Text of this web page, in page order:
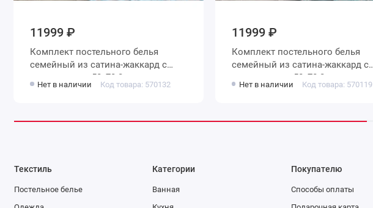
11999 ₽
Комплект постельного белья
семейный из сатина-жаккард с
наволочками 50х70 2 шт и с
наволочками 70х70 2 шт Узор
Нет в наличии Код товара: 570132
11999 ₽
Комплект постельного белья
семейный из сатина-жаккард с
наволочками 50х70 2 шт и с
наволочками 70х70 2 шт Узор
Нет в наличии Код товара: 570119
Текстиль
Постельное белье
Категории
Ванная
Покупателю
Способы оплаты